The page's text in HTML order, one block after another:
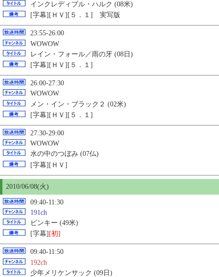
インクレディブル・ハルク (08米)
[字幕][ＨＶ][５．１] 実写版
23:55-26:00
WOWOW
レイン・フォール／雨の牙 (08日)
[字幕][ＨＶ][５．１]
26:00-27:30
WOWOW
メン・イン・ブラック２ (02米)
[字幕][ＨＶ][５．１]
27:30-29:00
WOWOW
水の中のつぼみ (07仏)
[字幕][ＨＶ]
2010/06/08(火)
09:40-11:30
191ch
ピンキー (49米)
[字幕] [初]
09:40-11:50
192ch
少年メリケンサック (09日)